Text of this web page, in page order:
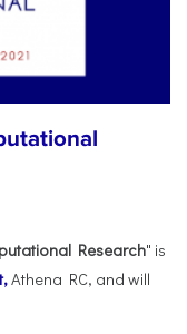
Research" is
Athena RC, and will